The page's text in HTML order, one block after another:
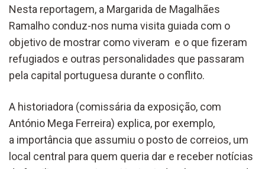
Nesta reportagem, a Margarida de Magalhães
Ramalho conduz-nos numa visita guiada com o
objetivo de mostrar como viveram e o que fizeram
refugiados e outras personalidades que passaram
pela capital portuguesa durante o conflito.
A historiadora (comissária da exposição, com
António Mega Ferreira) explica, por exemplo,
a importância que assumiu o posto de correios, um
local central para quem queria dar e receber notícias